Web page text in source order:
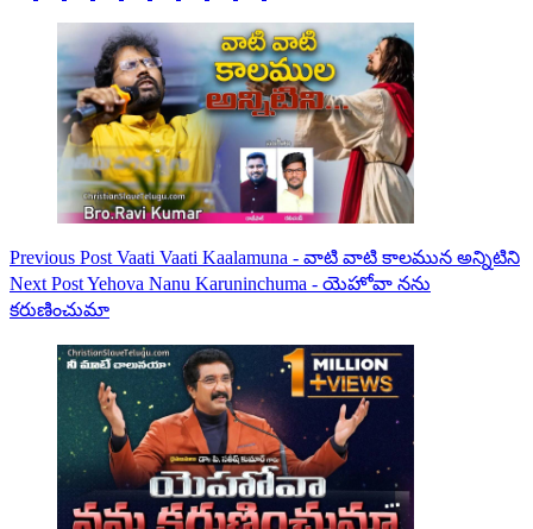
Previous Post Vaati Vaati Kaalamuna - వాటి వాటి కాలమున అన్నిటిని
Next PostYehova Nanu Karuninchuma - యెహోవా నను
కరుణించుమా